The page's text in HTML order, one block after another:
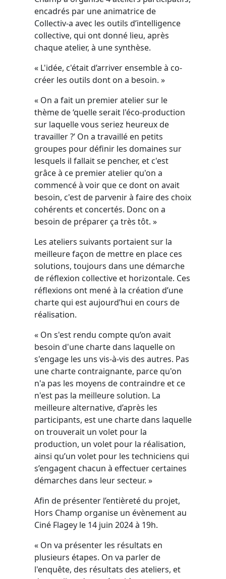
encadrés par une animatrice de
Collectiv-a avec les outils d’intelligence
collective, qui ont donné lieu, après
chaque atelier, à une synthèse.
« L'idée, c'était d’arriver ensemble à co-
créer les outils dont on a besoin. »
« On a fait un premier atelier sur le
thème de ‘quelle serait l'éco-production
sur laquelle vous seriez heureux de
travailler ?’ On a travaillé en petits
groupes pour définir les domaines sur
lesquels il fallait se pencher, et c'est
grâce à ce premier atelier qu'on a
commencé à voir que ce dont on avait
besoin, c'est de parvenir à faire des choix
cohérents et concertés. Donc on a
besoin de préparer ça très tôt. »
Les ateliers suivants portaient sur la
meilleure façon de mettre en place ces
solutions, toujours dans une démarche
de réflexion collective et horizontale. Ces
réflexions ont mené à la création d’une
charte qui est aujourd’hui en cours de
réalisation.
« On s'est rendu compte qu’on avait
besoin d'une charte dans laquelle on
s'engage les uns vis-à-vis des autres. Pas
une charte contraignante, parce qu'on
n'a pas les moyens de contraindre et ce
n'est pas la meilleure solution. La
meilleure alternative, d’après les
participants, est une charte dans laquelle
on trouverait un volet pour la
production, un volet pour la réalisation,
ainsi qu’un volet pour les techniciens qui
s’engagent chacun à effectuer certaines
démarches dans leur secteur. »
Afin de présenter l’entièreté du projet,
Hors Champ organise un évènement au
Ciné Flagey le 14 juin 2024 à 19h.
« On va présenter les résultats en
plusieurs étapes. On va parler de
l'enquête, des résultats des ateliers, et